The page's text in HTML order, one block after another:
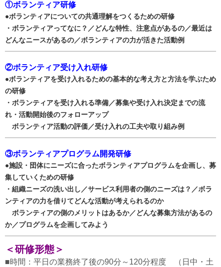
①ボランティア研修
●ボランティアについての共通理解をつくるための研修
・ボランティアってなに？／どんな特性、注意点があるの／最近は
どんなニースがあるの／ボランティアの力が活きた活動例
②ボランティア受け入れ研修
●ボランティアを受け入れるための基本的な考え方と方法を学ぶため
の研修
・ボランティアを受け入れる準備／募集や受け入れ決定までの流
れ・ 活動開始後のフォローアップ
ボランティア活動の評価／受け入れの工夫や取り組み例
③ボランティアプログラム開発研修
●施設・団体にニーズに合ったボランティアプログラムを企画し、 募
集していくための研修
・組織ニーズの洗い出し／サービス利用者の側のニーズは？／ボラ
ンティアの力を借りてどんな活動が考えられるのか
ボランティアの側のメリットはあるか／どんな募集方法があるの
か／プログラムを企画してみよう
＜研修形態＞
■時間：平日の業務終了後の90分～120分程度 （日中・土